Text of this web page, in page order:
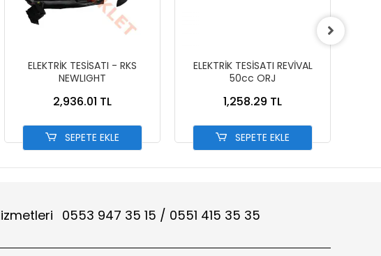
ELEKTRİK TESİSATI - RKS
NEWLIGHT
2,936.01 TL
SEPETE EKLE
ELEKTRİK TESİSATI REVİVAL
50cc ORJ
1,258.29 TL
SEPETE EKLE
0553 947 35 15 / 0551 415 35 35